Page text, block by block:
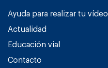
Ayuda para realizar tu vídeo
Actualidad
Educación vial
Contacto